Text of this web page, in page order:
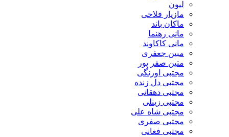
مازیار فلاحی
ماکان باند
مانی رهنما
مانی کاکاوند
مبین جعفری
متین صفر پور
مجتبی اورنگی
مجتبی دل زنده
مجتبی دهقانی
مجتبی زینلی
مجتبی شاه علی
مجتبی صفری
مجتبی فغانی